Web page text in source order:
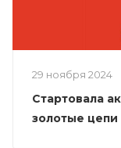
29 ноября 2024
Стартовала
золотые